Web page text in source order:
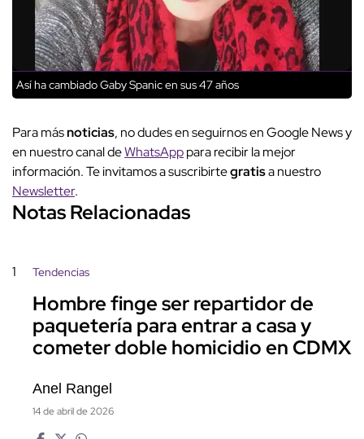
Así ha cambiado Gaby Spanic en sus 47 años
Para másnoticias, no dudes en seguirnos en Google News y
en nuestro canal deWhatsApppara recibir la mejor
información. Te invitamos a suscribirtegratisa nuestro
Newsletter.
Notas Relacionadas
1 Tendencias
Hombre finge ser repartidor de
paquetería para entrar a casa y
cometer doble homicidio en CDMX
Anel Rangel
14 de abril de 2026